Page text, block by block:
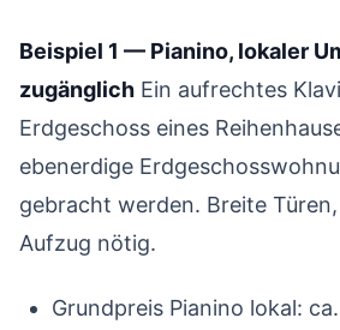
Beispiel 1 — Pianino, lokaler
zugänglich Ein aufrechtes
Erdgeschoss eines
ebenerdige
gebracht werden. Breite
Aufzug nötig.
Grundpreis Pianino lokal: